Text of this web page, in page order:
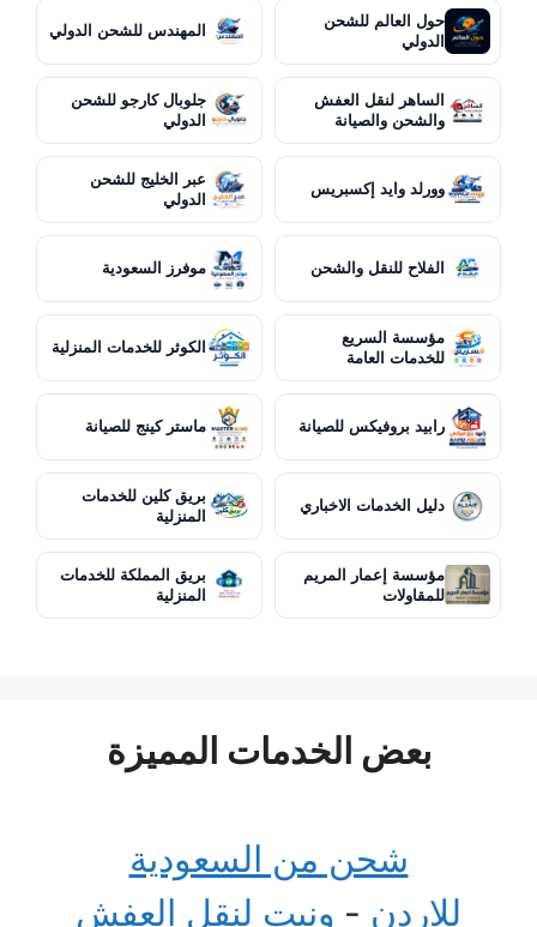
حول العالم للشحن
الدولي
المهندس للشحن الدولي
الساهر لنقل العفش
والشحن والصيانة
جلوبال كارجو للشحن
الدولي
وورلد وايد إكسبريس
عبر الخليج للشحن
الدولي
الفلاح للنقل والشحن موفرز السعودية
مؤسسة السريع
للخدمات العامة
الكوثر للخدمات المنزلية
رابيد بروفيكس للصيانة ماستر كينج للصيانة
دليل الخدمات الاخباري
بريق كلين للخدمات
المنزلية
مؤسسة إعمار المريم
للمقاولات
بريق المملكة للخدمات
المنزلية
بعض الخدمات المميزة
شحن من السعودية
للاردن - ونيت لنقل العفش